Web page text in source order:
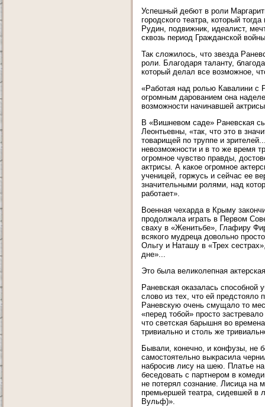
Успешный дебют в роли
городского театра, который
Рудин, подвижник, идеалист,
сквозь период Гражданской
Так сложилось, что звезда
роли. Благодаря таланту,
который делал все возможное,
«Работая над ролью Кавалини с
огромным дарованием она
возможности начинавшей
В «Вишневом саде» Раневская
Леонтьевны, «так, что это в
товарищей по труппе и
невозможности и в то же время
огромное чувство правды,
актрисы. А какое огромное
ученицей, горжусь и сейчас ее
значительными ролями, над
работает».
Военная чехарда в Крыму
продолжала играть в Первом
сваху в «Женитьбе», Глафиру
всякого мудреца довольно
Ольгу и Наташу в «Трех
дне»...
Это была великолепная
Раневская оказалась
слово из тех, что ей предстояло
Раневскую очень смущало то
«перед тобой» просто
что светская барышня во
тривиально и столь же
Бывали, конечно, и конфузы, не
самостоятельно выкрасила
набросив лису на шею. Платье на
беседовать с партнером в
не потерял сознание. Лисица на
премьершей театра, сидевшей в
Вульф)».